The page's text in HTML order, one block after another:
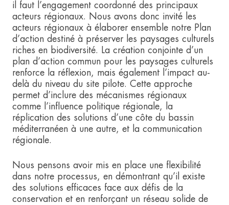
il faut l’engagement coordonné des principaux
acteurs régionaux. Nous avons donc invité les
acteurs régionaux à élaborer ensemble notre Plan
d’action destiné à préserver les paysages culturels
riches en biodiversité. La création conjointe d’un
plan d’action commun pour les paysages culturels
renforce la réflexion, mais également l’impact au-
delà du niveau du site pilote. Cette approche
permet d’inclure des mécanismes régionaux
comme l’influence politique régionale, la
réplication des solutions d’une côte du bassin
méditerranéen à une autre, et la communication
régionale.
Nous pensons avoir mis en place une flexibilité
dans notre processus, en démontrant qu’il existe
des solutions efficaces face aux défis de la
conservation et en renforçant un réseau solide de